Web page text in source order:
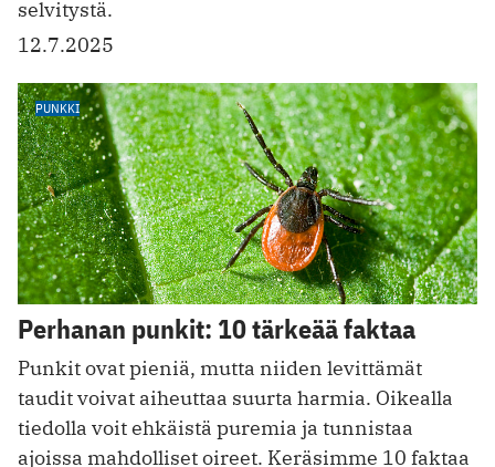
selvitystä.
12.7.2025
PUNKKI
Perhanan punkit: 10 tärkeää faktaa
Punkit ovat pieniä, mutta niiden levittämät
taudit voivat aiheuttaa suurta harmia. Oikealla
tiedolla voit ehkäistä puremia ja tunnistaa
ajoissa mahdolliset oireet. Keräsimme 10 faktaa